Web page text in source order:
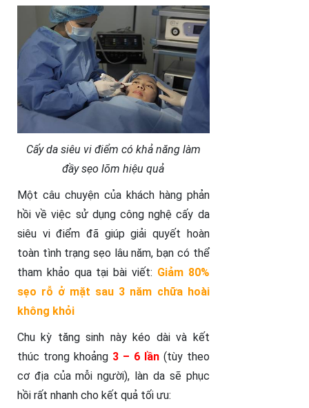
Cấy da siêu vi điểm có khả năng làm
đầy sẹo lõm hiệu quả
Một câu chuyện của khách hàng phản
hồi về việc sử dụng công nghệ cấy da
siêu vi điểm đã giúp giải quyết hoàn
toàn tình trạng sẹo lâu năm, bạn có thể
tham khảo qua tại bài viết: Giảm 80%
sẹo rỗ ở mặt sau 3 năm chữa hoài
không khỏi
Chu kỳ tăng sinh này kéo dài và kết
thúc trong khoảng 3 – 6 lần(tùy theo
cơ địa của mỗi người), làn da sẽ phục
hồi rất nhanh cho kết quả tối ưu: